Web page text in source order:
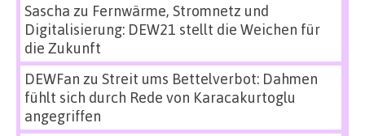
Sascha zu Fernwärme, Stromnetz und
Digitalisierung: DEW21 stellt die Weichen für
die Zukunft
DEWFan zu Streit ums Bettelverbot: Dahmen
fühlt sich durch Rede von Karacakurtoglu
angegriffen